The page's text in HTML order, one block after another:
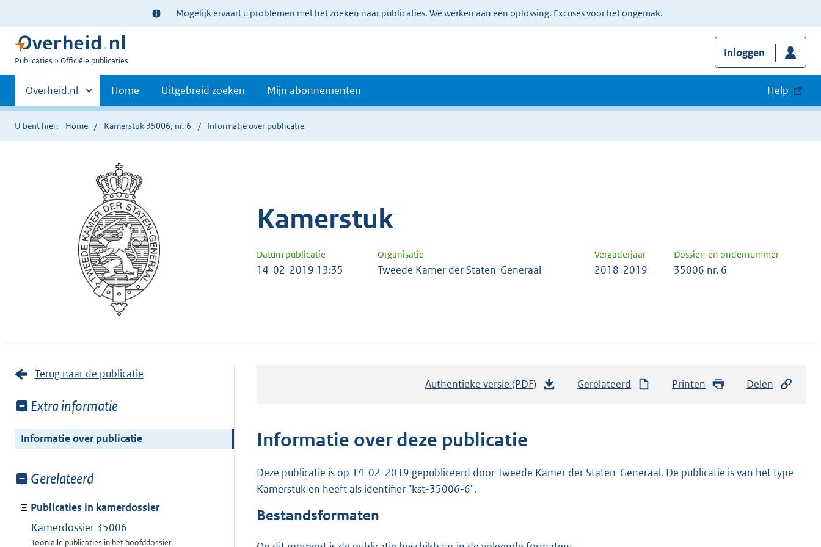
Ter
informatie:
Mogelijk ervaart u problemen met het zoeken naar publicaties. We werken aan een oplossing. Excuses voor het ongemak.
U
Publicaties Officiële publicaties
Inloggen
Primaire
navigatie
Andere
sites
binnen
Overheid.nl Home Uitgebreid zoeken Mijn abonnementen Help
U bent hier: Home Kamerstuk 35006, nr. 6 Informatie over publicatie
Kamerstuk
Datum publicatie Organisatie Vergaderjaar Dossier- en ondernummer
14-02-2019 13:35 Tweede Kamer der Staten-Generaal 2018-2019 35006 nr. 6
Terug naar de publicatie
Toon
van:
Extra informatie
Informatie over publicatie
Toon
van:
Gerelateerd
Publicaties in kamerdossier
Kamerdossier 35006
Toon alle publicaties in het hoofddossier
Authentieke versie (PDF)
n
Gerelateerd Printen Delen
Informatie over deze publicatie
Deze publicatie is op 14-02-2019 gepubliceerd door Tweede Kamer der Staten-Generaal. De publicatie is van het type
Kamerstuk en heeft als identifier "kst-35006-6".
Bestandsformaten